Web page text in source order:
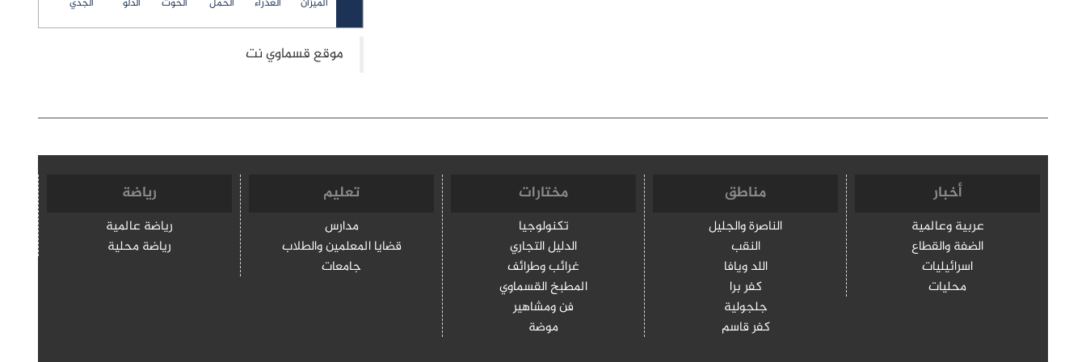
أخبار
عربية وعالمية
الضفة والقطاع
اسرائيليات
محليات
مناطق
الناصرة والجليل
النقب
اللد ويافا
كفر برا
جلجولية
كفر قاسم
مختارات
تكنولوجيا
الدليل التجاري
غرائب وطرائف
المطبخ القسماوي
فن ومشاهير
موضة
تعليم
مدارس
قضايا المعلمين والطلاب
جامعات
رياضة
رياضة عالمية
رياضة محلية